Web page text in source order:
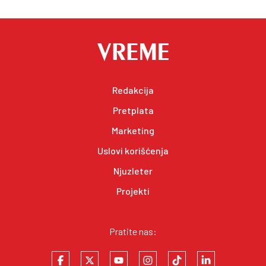
Redakcija
Pretplata
Marketing
Uslovi korišćenja
Njuzleter
Projekti
Pratite nas: